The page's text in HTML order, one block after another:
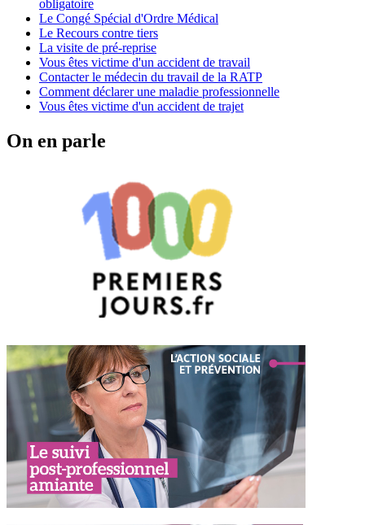
obligatoire
Le Congé Spécial d'Ordre Médical
Le Recours contre tiers
La visite de pré-reprise
Vous êtes victime d'un accident de travail
Contacter le médecin du travail de la RATP
Comment déclarer une maladie professionnelle
Vous êtes victime d'un accident de trajet
On en parle